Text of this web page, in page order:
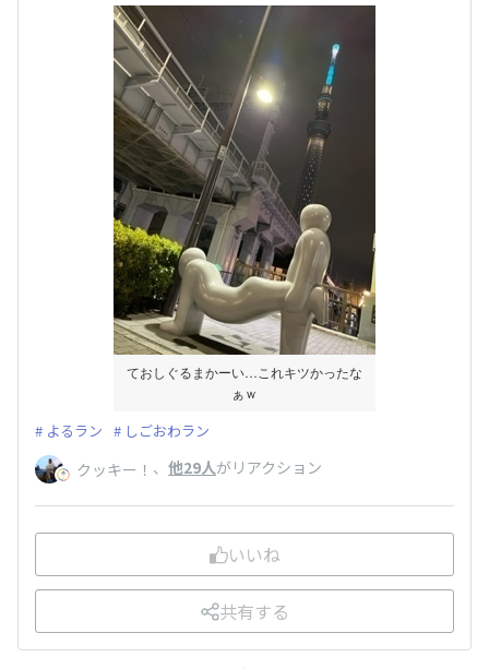
ておしぐるまかーい…これキツかったな
ぁｗ
よるラン しごおわラン
クッキー！ 、 他29人がリアクション
いいね
共有する